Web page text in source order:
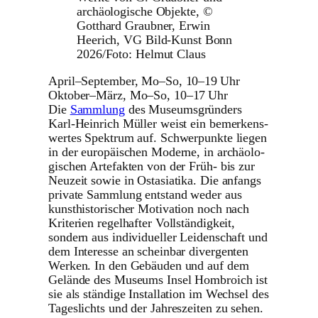
archäologische Objekte, ©
Gotthard Graubner, Erwin
Heerich, VG Bild-Kunst Bonn
2026/Foto: Helmut Claus
April–September, Mo–So, 10–19 Uhr
Oktober–März, Mo–So, 10–17 Uhr
Die Sammlung des Muse­ums­grün­ders
Karl-Heinrich Müller weist ein bemer­kens­
wertes Spektrum auf. Schwer­punkte liegen
in der euro­päi­schen Moderne, in archäo­lo­
gi­schen Arte­fakten von der Früh- bis zur
Neuzeit sowie in Ostasia­tika. Die anfangs
private Sammlung entstand weder aus
kunst­his­to­ri­scher Moti­va­tion noch nach
Kriterien regel­hafter Voll­stän­dig­keit,
sondern aus indi­vi­du­eller Leiden­schaft und
dem Interesse an scheinbar diver­genten
Werken. In den Gebäuden und auf dem
Gelände des Museums Insel Hombroich ist
sie als ständige Instal­la­tion im Wechsel des
Tages­lichts und der Jahres­zeiten zu sehen.